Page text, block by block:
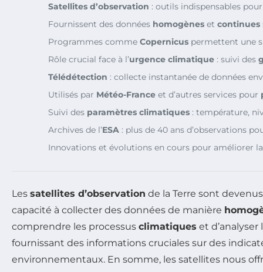
Satellites d’observation : outils indispensables
Fournissent des données homogènes et continues
Programmes comme Copernicus permettent une
Rôle crucial face à l’urgence climatique : suivi des
Télédétection : collecte instantanée de données
Utilisés par Météo-France et d’autres services pour
Suivi des paramètres climatiques : température,
Archives de l’ESA : plus de 40 ans d’observations
Innovations et évolutions en cours pour améliorer
Les satellites d’observation de la Terre sont
capacité à collecter des données de manière
comprendre les processus climatiques et
fournissant des informations cruciales sur des
environnementaux. En somme, les satellites nous